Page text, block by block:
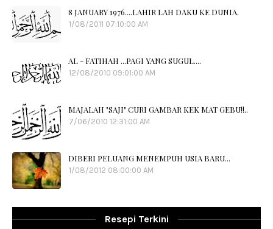
8 JANUARY 1976....LAHIR LAH DAKU KE DUNIA.
1/08/2011 07:10:00 AM
AL - FATIHAH ...PAGI YANG SUGUL....
12/08/2010 09:01:00 AM
MAJALAH "SAJI" CURI GAMBAR KEK MAT GEBU!!..
7/06/2010 12:31:00 AM
DIBERI PELUANG MENEMPUH USIA BARU...
1/08/2012 08:00:00 AM
Resepi Terkini